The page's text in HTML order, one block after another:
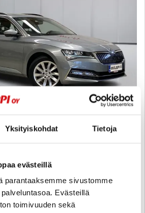
Yksityiskohdat Tietoja
evästeillä
parantaaksemme sivustomme
Evästeillä
toimivuuden sekä
Autom - 6 kk korotonta ja kulutonta
hybridi, 91 050 km